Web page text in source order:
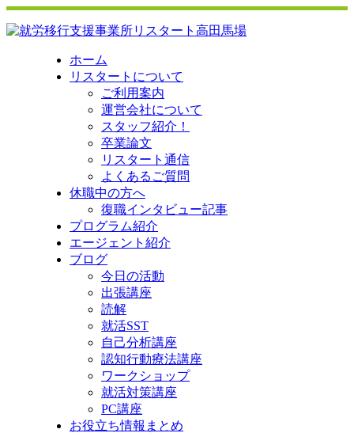
ホーム
リスタートについて
ご利用案内
運営会社について
スタッフ紹介！
卒業論文
リスタート通信
よくあるご質問
休職中の方へ
復職インタビュー記事
プログラム紹介
エージェント紹介
ブログ
今日の活動
出張講座
読解
就活SST
自己分析講座
認知行動療法講座
ワークショップ
就活対策講座
PC講座
お役立ち情報まとめ